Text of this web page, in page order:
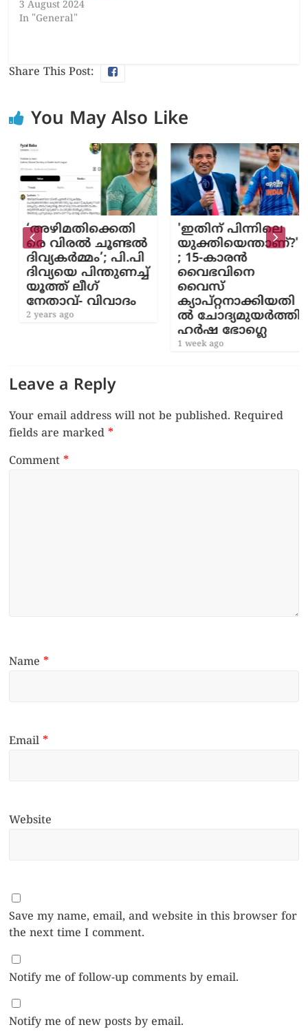
3 August 2024
In "General"
Share This Post:
You May Also Like
‘അഴിമതിക്കെതി
രെ വിരല്‍ ചൂണ്ടല്‍
ദിവ്യകർമ്മം’; പി.പി
ദിവ്യയെ പിന്തുണച്ച്
യൂത്ത് ലീഗ്
നേതാവ്- വിവാദം
2 years ago
'ഇതിന് പിന്നിലെ
യുക്തിയെന്താണ്?'
; 15-കാരൻ
വൈഭവിനെ
വൈസ്
ക്യാപ്റ്റനാക്കിയതി
ൽ ചോദ്യമുയർത്തി
ഹർഷ ഭോഗ്ലെ
1 week ago
Leave a Reply
Your email address will not be published. Required
fields are marked*
Comment*
Name*
Email*
Website
Save my name, email, and website in this browser for
the next time I comment.
Notify me of follow-up comments by email.
Notify me of new posts by email.